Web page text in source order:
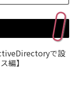
で設
編】